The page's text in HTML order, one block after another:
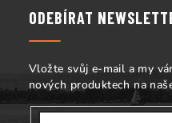
ODEBÍRAT
Vložte svůj e-mail a my
nových produktech na